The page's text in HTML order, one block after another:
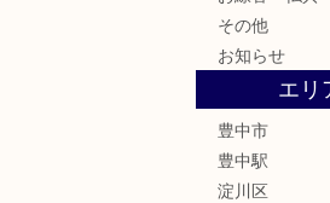
その他
お知らせ
エリ
豊中市
豊中駅
淀川区